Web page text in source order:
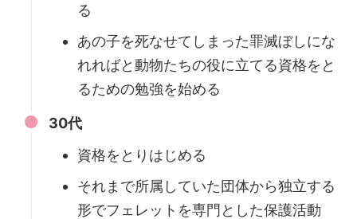
る
あの子を死なせてしまった罪滅ぼしにな
れればと動物たちの役に立てる資格をと
るための勉強を始める
30代
資格をとりはじめる
それまで所属していた団体から独立する
形でフェレットを専門とした保護活動